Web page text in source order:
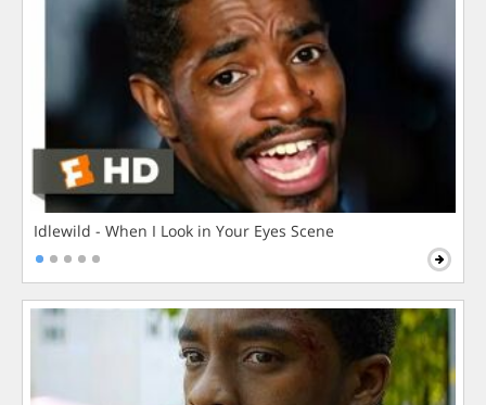
Idlewild - When I Look in Your Eyes Scene